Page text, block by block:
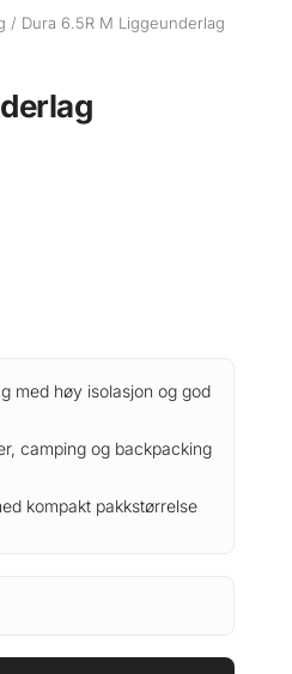
/ Dura 6.5R M Liggeunderlag
med høy isolasjon og god
camping og backpacking
kompakt pakkstørrelse